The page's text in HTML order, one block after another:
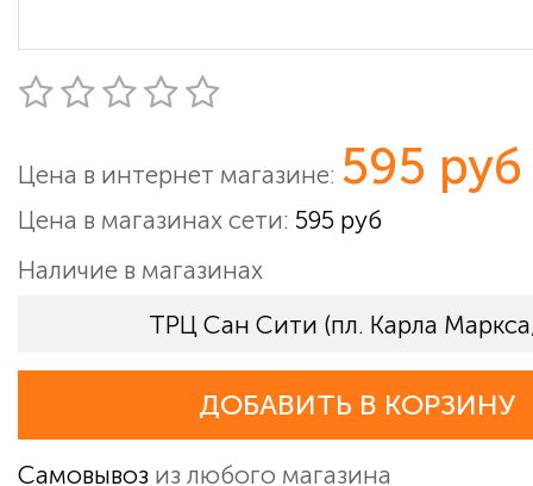
Цена в интернет магазине: 595 руб
Цена в магазинах сети: 595 руб
Наличие в магазинах
ТРЦ Сан Сити (пл. Карла
ДОБАВИТЬ В КОРЗИНУ
Самовывоз из любого магазина